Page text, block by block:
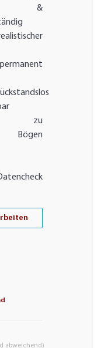
&
Bögen
abweichend)